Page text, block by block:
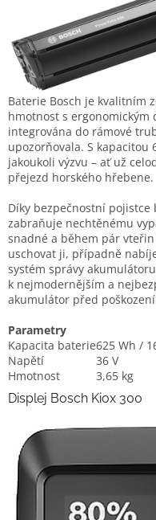
Baterie Bosch je kvalitním
hmotnost s ergonomickým
integrována do rámové
upozorňovala. S
jakoukoli výzvu – ať už
přejezd horského hřebene.
Díky bezpečnostní
zabraňuje nechtěnému
snadné a během pár
uschovat ji, případně
systém správy
k nejmodernějším a
akumulátor před
Parametry
Kapacita baterie625 Wh /
Napětí
36 V
Hmotnost
3,65 kg
Displej Bosch Kiox 300